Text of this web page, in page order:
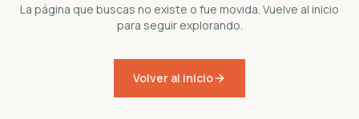
La página que buscas no existe o fue movida. Vuelve al inicio
para seguir explorando.
Volver al inicio